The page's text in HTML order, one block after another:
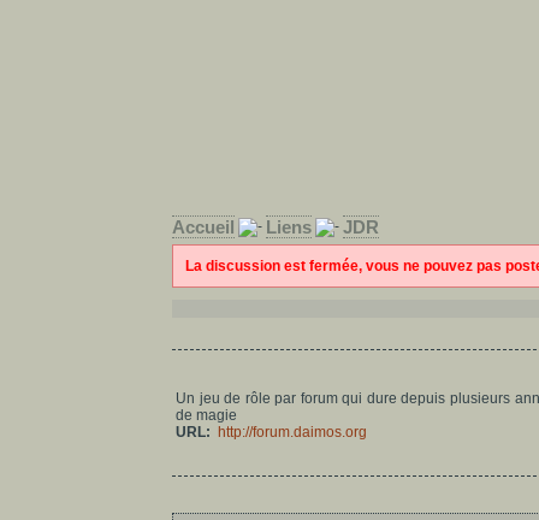
Accueil Liens JDR
La discussion est fermée, vous ne pouvez pas
Un jeu de rôle par forum qui dure depuis plusieurs
de magie
URL:
http://forum.daimos.org